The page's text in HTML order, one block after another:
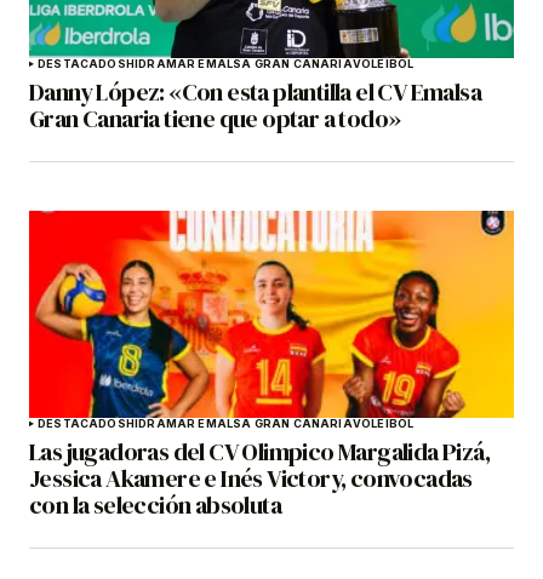
DESTACADOSHIDRAMAR EMALSA GRAN CANARIAVOLEIBOL
Danny López: «Con esta plantilla el CV Emalsa
Gran Canaria tiene que optar a todo»
DESTACADOSHIDRAMAR EMALSA GRAN CANARIAVOLEIBOL
Las jugadoras del CV Olimpico Margalida Pizá,
Jessica Akamere e Inés Victory, convocadas
con la selección absoluta